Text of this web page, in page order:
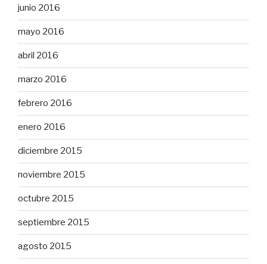
junio 2016
mayo 2016
abril 2016
marzo 2016
febrero 2016
enero 2016
diciembre 2015
noviembre 2015
octubre 2015
septiembre 2015
agosto 2015